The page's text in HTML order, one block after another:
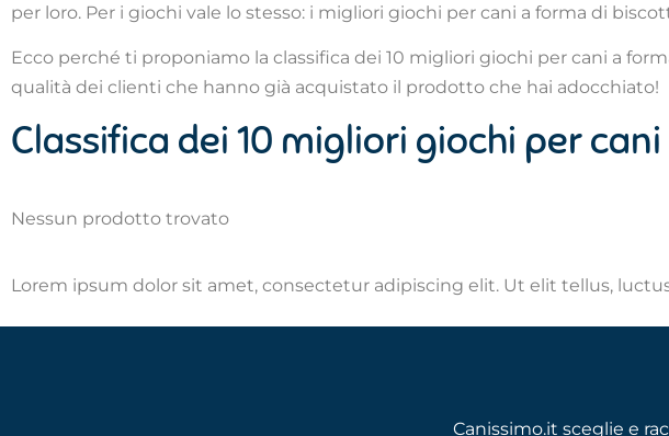
per loro. Per i giochi vale lo stesso: i migliori giochi per cani a forma di
Ecco perché ti proponiamo la classifica dei 10 migliori giochi per cani a
qualità dei clienti che hanno già acquistato il prodotto che hai adocchiato!
Classifica dei 10 migliori giochi per
Nessun prodotto trovato
Lorem ipsum dolor sit amet, consectetur adipiscing elit. Ut elit tellus,
Canissimo.it sceglie e